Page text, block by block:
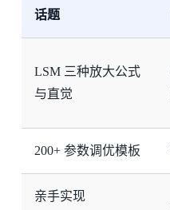
话题
LSM 三种放大公式
与直觉
200+ 参数调优模板
亲手实现